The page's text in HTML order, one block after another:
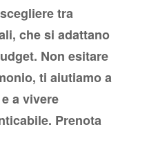
tra
che si adattano
Non esitare
ti aiutiamo a
a vivere
Prenota